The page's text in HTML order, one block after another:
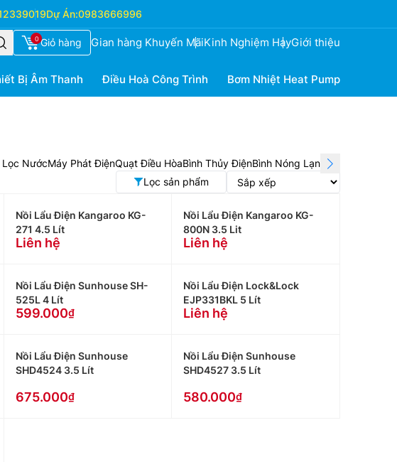
Dự Án:0983666996
0 Giỏ hàng Gian hàng Khuyến MãiKinh Nghiệm HayGiới thiệu
Bị Âm Thanh Điều Hoà Công Trình Bơm Nhiệt Heat Pump
Lọc NướcMáy Phát ĐiệnQuạt Điều HòaBình Thủy ĐiệnBình Nóng Lạnh Máy Ép Trái
Lọc sản phẩm
Nồi Lẩu Điện Kangaroo KG-
271 4.5 Lít
Liên hệ
Nồi Lẩu Điện Kangaroo KG-
800N 3.5 Lit
Liên hệ
Nồi Lẩu Điện Sunhouse SH-
525L 4 Lít
599.000
Nồi Lẩu Điện Lock&Lock
EJP331BKL 5 Lít
Liên hệ
Nồi Lẩu Điện Sunhouse
SHD4524 3.5 Lít
675.000
Nồi Lẩu Điện Sunhouse
SHD4527 3.5 Lít
580.000